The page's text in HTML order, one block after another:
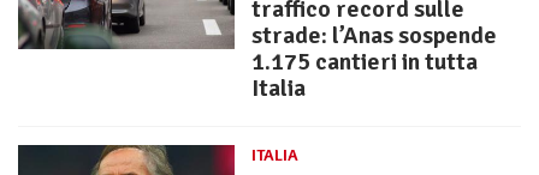
traffico record sulle
strade: l’Anas sospende
1.175 cantieri in tutta
Italia
ITALIA